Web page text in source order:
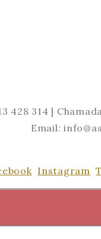
428 314 |
Email:
Instagram